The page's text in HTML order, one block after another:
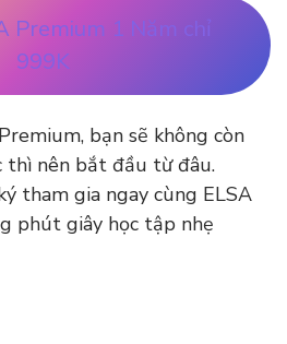
Premium 1 Năm chỉ
999K
bạn sẽ không còn
nên bắt đầu từ đâu.
tham gia ngay cùng ELSA
phút giây học tập nhẹ